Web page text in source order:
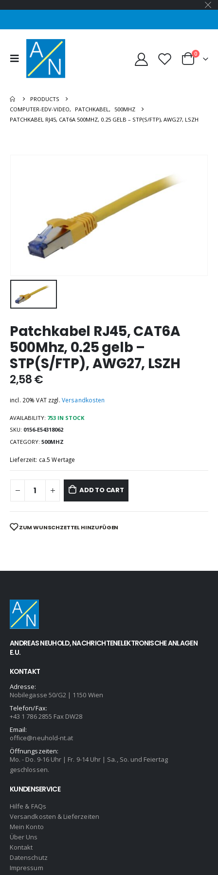
0
PRODUCTS
COMPUTER-EDV-VIDEO, PATCHKABEL,
500MHZ
PATCHKABEL RJ45, CAT6A 500MHZ, 0.25 GELB – STP(S/FTP), AWG27, LSZH
Patchkabel RJ45, CAT6A
500Mhz, 0.25 gelb –
STP(S/FTP), AWG27, LSZH
2,58€
incl. 20% VAT zzgl. Versandkosten
AVAILABILITY: 753 IN STOCK
SKU: 0156-E54318062
CATEGORY: 500MHZ
Lieferzeit: ca.5 Wertage
ADD TO CART
ZUM WUNSCHZETTEL HINZUFÜGEN
ANDREAS NEUHOLD, NACHRICHTENELEKTRONISCHE ANLAGEN
E.U.
KONTAKT
Adresse:
Nobilegasse 50/G2 | 1150 Wien
Telefon/Fax:
+43 1 786 2855 Fax DW28
Email:
office@neuhold-nt.at
Öffnungszeiten:
Mo. - Do. 9-16 Uhr | Fr. 9-14 Uhr | Sa., So. und Feiertag
geschlossen.
KUNDENSERVICE
Hilfe & FAQs
Versandkosten & Lieferzeiten
Mein Konto
Über Uns
Kontakt
Datenschutz
Impressum